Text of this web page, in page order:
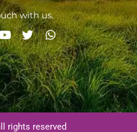
with us.
rights reserved